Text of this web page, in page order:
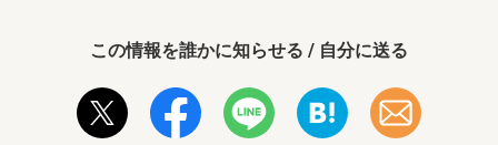
この情報を誰かに知らせる / 自分に送る